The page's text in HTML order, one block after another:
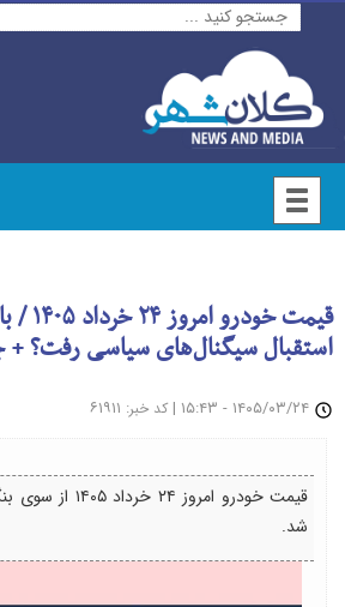
قیمت
استقبال سیگنال‌های سیاسی رفت؟
| کد خبر: ۶۱۹۱۱
قیمت خودرو امروز
شد.